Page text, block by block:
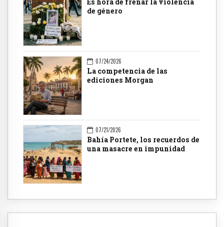
Es hora de frenar la violencia
de género
07/24/2026
La competencia de las
ediciones Morgan
07/21/2026
Bahía Portete, los recuerdos de
una masacre en impunidad